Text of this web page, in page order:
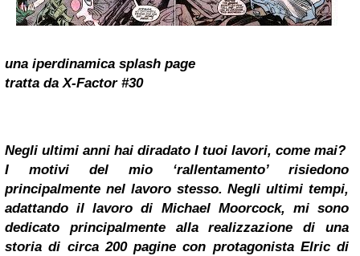
una iperdinamica splash page
tratta da X-Factor #30
Negli ultimi anni hai diradato I tuoi lavori, come mai?
I motivi del mio ‘rallentamento’ risiedono
principalmente nel lavoro stesso. Negli ultimi tempi,
adattando il lavoro di Michael Moorcock, mi sono
dedicato principalmente alla realizzazione di una
storia di circa 200 pagine con protagonista Elric di